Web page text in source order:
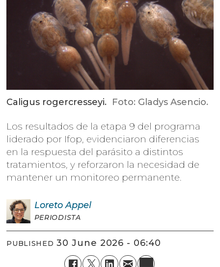
Caligus rogercresseyi. Foto: Gladys Asencio.
Los resultados de la etapa 9 del programa
liderado por Ifop, evidenciaron diferencias
en la respuesta del parásito a distintos
tratamientos, y reforzaron la necesidad de
mantener un monitoreo permanente.
Loreto Appel
PERIODISTA
PUBLISHED 30 June 2026 - 06:40